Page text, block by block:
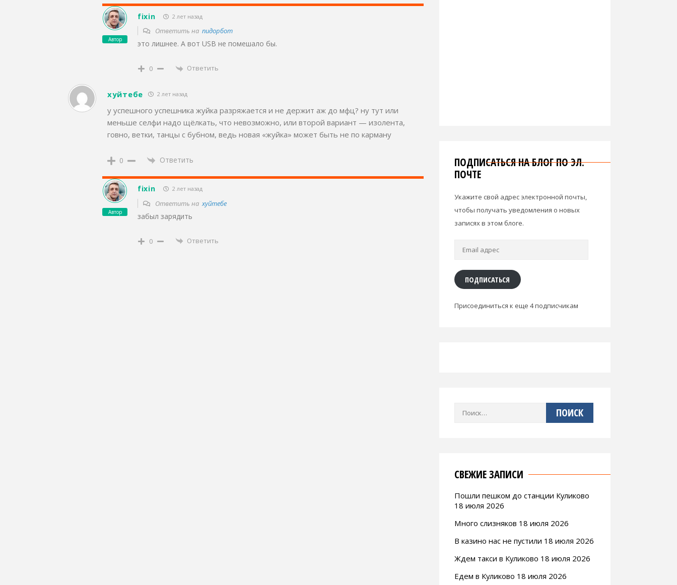
Автор
fixin 2 лет назад
Ответить на пидорбот
это лишнее. А вот USB не помешало бы.
0 Ответить
хуйтебе 2 лет назад
у успешного успешника жуйка разряжается и не держит аж до мфц? ну тут или
меньше селфи надо щёлкать, что невозможно, или второй вариант — изолента,
говно, ветки, танцы с бубном, ведь новая «жуйка» может быть не по карману
0 Ответить
Автор
fixin 2 лет назад
Ответить нахуйтебе
забыл зарядить
0 Ответить
ПОДПИСАТЬСЯ НА БЛОГ ПО ЭЛ.
ПОЧТЕ
Укажите свой адрес электронной почты,
чтобы получать уведомления о новых
записях в этом блоге.
Email
ПОДПИСАТЬСЯ
Присоединиться к еще 4 подписчикам
СВЕЖИЕ ЗАПИСИ
Пошли пешком до станции Куликово
18 июля 2026
Много слизняков 18 июля 2026
В казино нас не пустили 18 июля 2026
Ждем такси в Куликово 18 июля 2026
Едем в Куликово 18 июля 2026